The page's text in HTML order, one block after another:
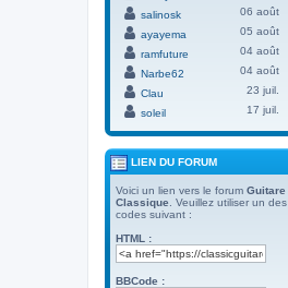
salinosk
06 août
ayayema
05 août
ramfuture
04 août
Narbe62
04 août
Clau
23 juil.
soleil
17 juil.
LIEN DU FORUM
Voici un lien vers le forum Guitare
Classique . Veuillez utiliser un des
codes suivant :
HTML :
BBCode :